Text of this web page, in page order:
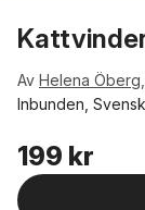
Av Helena Öberg
Inbunden,
199 kr